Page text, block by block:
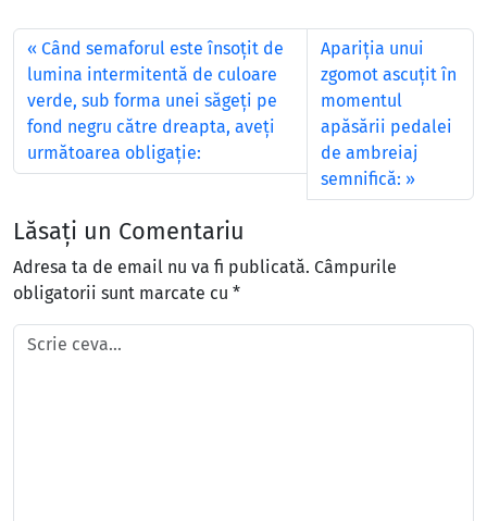
Când semaforul este însoţit de
lumina intermitentă de culoare
verde, sub forma unei săgeţi pe
fond negru către dreapta, aveţi
următoarea obligaţie:
Apariția unui
zgomot ascuțit în
momentul
apăsării pedalei
de ambreiaj
semnifică:
Lăsați un Comentariu
Adresa ta de email nu va fi publicată. Câmpurile
obligatorii sunt marcate cu *